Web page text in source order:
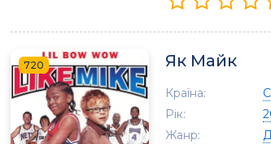
720 Як Майк
Країна:
Рік:
Жанр: